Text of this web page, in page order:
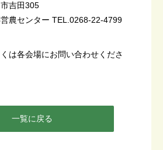
吉田305
農センター TEL.0268-22-4799
は各会場にお問い合わせくださ
一覧に戻る